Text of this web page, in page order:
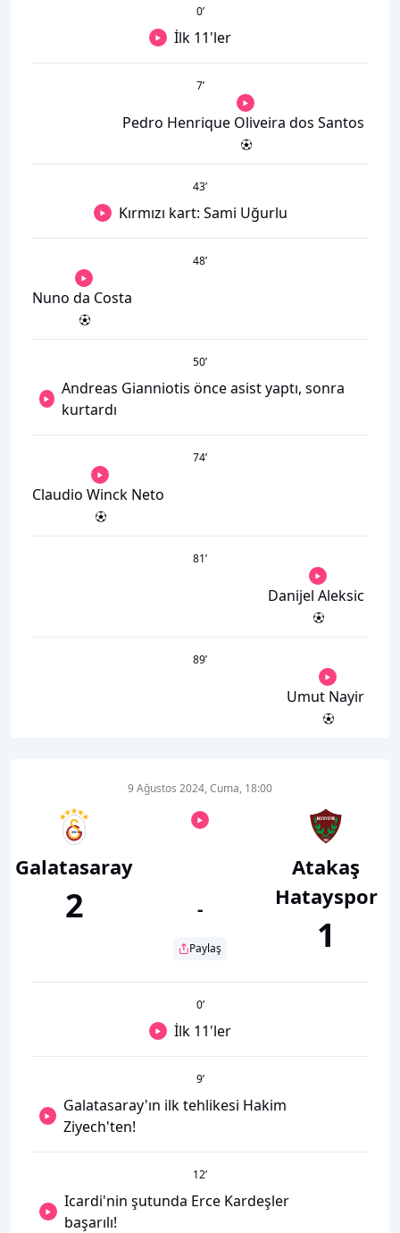
0’
İlk 11'ler
7’
Pedro Henrique Oliveira dos Santos
43’
Kırmızı kart: Sami Uğurlu
48’
Nuno da Costa
50’
Andreas Gianniotis önce asist yaptı, sonra
kurtardı
74’
Claudio Winck Neto
81’
Danijel Aleksic
89’
Umut Nayir
Galatasaray
2
9 Ağustos 2024, Cuma, 18:00
-
Paylaş
Atakaş
Hatayspor
1
0’
İlk 11'ler
9’
Galatasaray'ın ilk tehlikesi Hakim
Ziyech'ten!
12’
Icardi'nin şutunda Erce Kardeşler
başarılı!